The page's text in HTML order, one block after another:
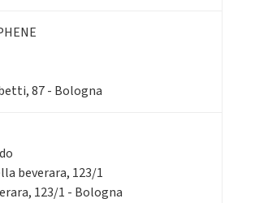
87 - Bologna
beverara, 123/1
123/1 - Bologna